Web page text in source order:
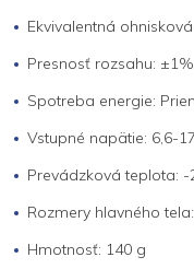
Ekvivalentná
Presnosť rozsahu:
Spotreba energie:
Vstupné napätie: 6,6-
Prevádzková teplota: -
Rozmery hlavného
Hmotnosť: 140 g